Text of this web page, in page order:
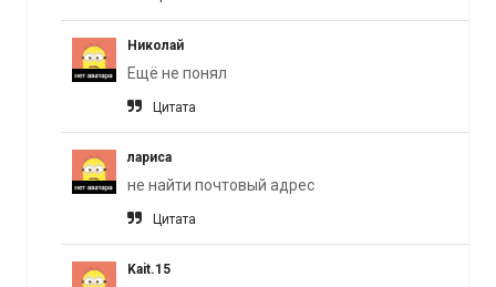
Hиколай
Eщё не понял
Цитата
лариса
не найти почтовый адрес
Цитата
Kait.15